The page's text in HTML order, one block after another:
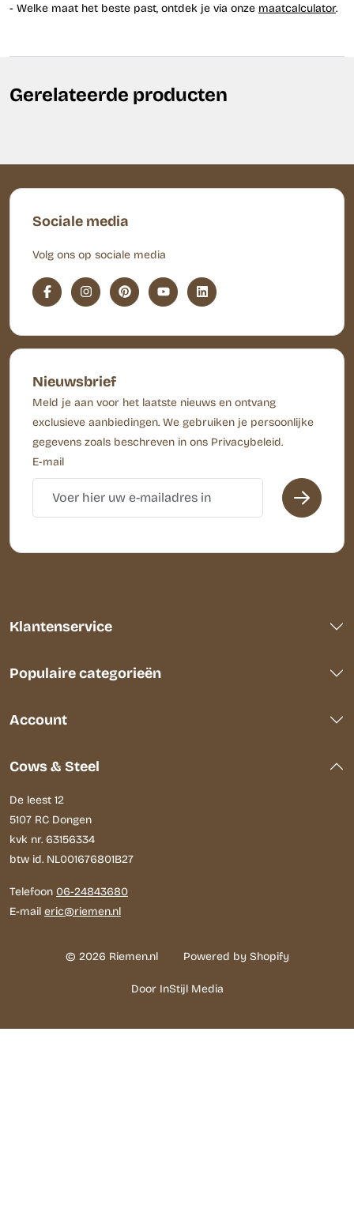
- Welke maat het beste past, ontdek je via onze maatcalculator.
Gerelateerde producten
Sociale media
Volg ons op sociale media
Nieuwsbrief
Meld je aan voor het laatste nieuws en ontvang
exclusieve aanbiedingen. We gebruiken je persoonlijke
gegevens zoals beschreven in ons Privacybeleid.
E-mail
Klantenservice
Populaire categorieën
Account
Cows & Steel
De leest 12
5107 RC Dongen
kvk nr. 63156334
btw id. NL001676801B27
Telefoon 06-24843680
E-mail eric@riemen.nl
© 2026 Riemen.nl Powered by Shopify
Door InStijl Media